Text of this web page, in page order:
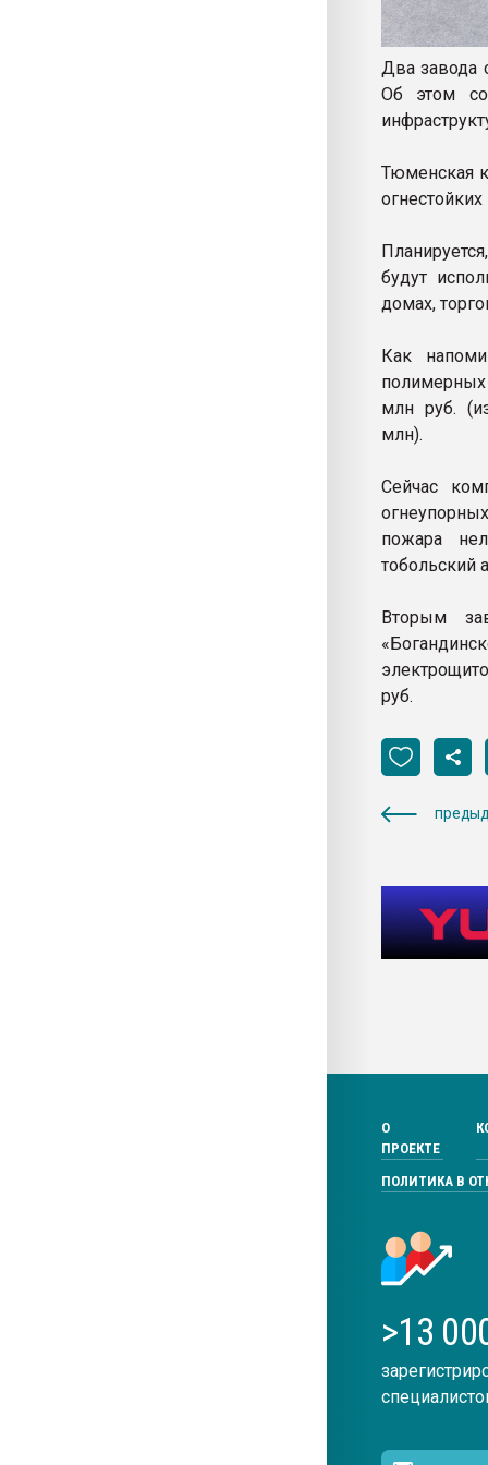
Два завода
Об этом
Тюменская
будут
домах,
Как
полимерных
млн руб.
млн).
Сейчас
пожара
тобольский
Вторым
руб.
О
ПРОЕКТЕ
ПОЛИТИКА В
>13